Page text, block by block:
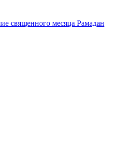
священного месяца Рамадан